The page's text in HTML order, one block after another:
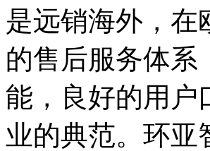
是远销海外，在
的售后服务体系
能，良好的用户
业的典范。环亚